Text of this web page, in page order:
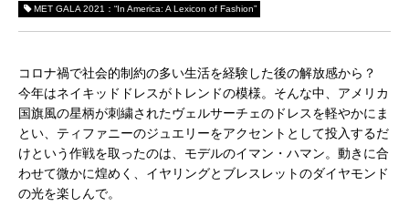
MET GALA 2021：“In America: A Lexicon of Fashion”
コロナ禍で社会的制約の多い生活を経験した後の解放感から？
今年はネイキッドドレスがトレンドの模様。そんな中、アメリカ
国旗風の星柄が刺繍されたヴェルサーチェのドレスを軽やかにま
とい、ティファニーのジュエリーをアクセントとして投入するだ
けという作戦を取ったのは、モデルのイマン・ハマン。動きに合
わせて微かに煌めく、イヤリングとブレスレットのダイヤモンド
の光を楽しんで。